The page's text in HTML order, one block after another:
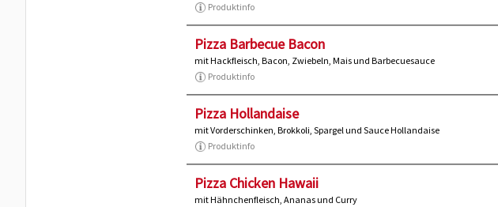
Produktinfo
Pizza Barbecue Bacon
mit Hackfleisch, Bacon, Zwiebeln, Mais und Barbecuesauce
Produktinfo
Pizza Hollandaise
mit Vorderschinken, Brokkoli, Spargel und Sauce Hollandaise
Produktinfo
Pizza Chicken Hawaii
mit Hähnchenfleisch, Ananas und Curry